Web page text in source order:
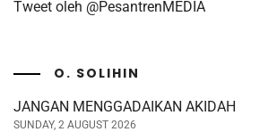
Tweet oleh @PesantrenMEDIA
O. SOLIHIN
JANGAN MENGGADAIKAN AKIDAH
SUNDAY, 2 AUGUST 2026